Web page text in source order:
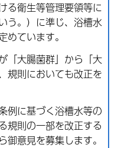
る衛生等管理要領等に
う。）に準じ、浴槽水
ています。
「大腸菌群」から「大
規則においても改正を
例に基づく浴槽水等の
規則の一部を改正する
意見を募集します。